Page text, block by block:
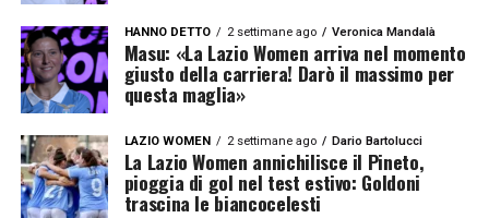
HANNO DETTO 2 settimane ago Veronica Mandalà
Masu: «La Lazio Women arriva nel momento
giusto della carriera! Darò il massimo per
questa maglia»
LAZIO WOMEN 2 settimane ago Dario Bartolucci
La Lazio Women annichilisce il Pineto,
pioggia di gol nel test estivo: Goldoni
trascina le biancocelesti